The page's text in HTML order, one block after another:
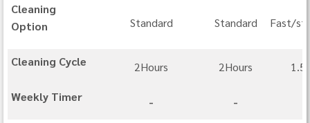
Cleaning
Option
Standard Standard Fast/
Cleaning Cycle 2Hours 2Hours
Weekly Timer - -